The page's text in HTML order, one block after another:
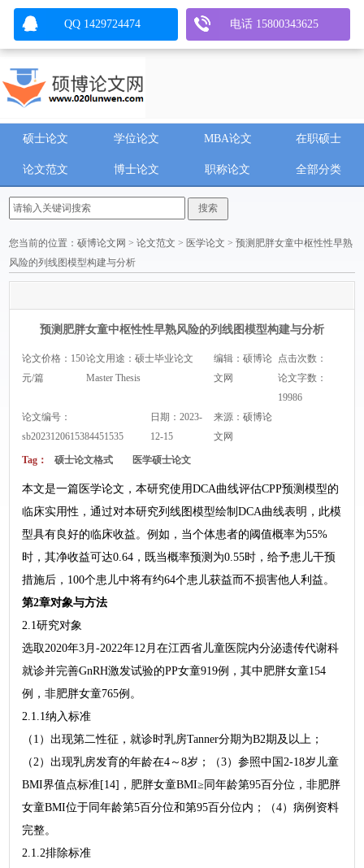
硕士论文 学位论文 MBA论文 在职硕士
论文范文 博士论文 职称论文 全部分类
您当前的位置：硕博论文网 >论文范文 > 医学论文 > 预测肥胖女童中枢性性早熟
风险的列线图模型构建与分析
预测肥胖女童中枢性性早熟风险的列线图模型构建与分析
论文价格：150
元/篇
论文用途：硕士毕业论文
Master Thesis
编辑：硕博论
文网
点击次数：
论文字数：
19986
论文编号：
sb2023120615384451535
日期：2023-
12-15
来源：硕博论
文网
Tag： 硕士论文格式 医学硕士论文
本文是一篇医学论文，本研究使用DCA曲线评估CPP预测模型的
临床实用性，通过对本研究列线图模型绘制DCA曲线表明，此模
型具有良好的临床收益。例如，当个体患者的阈值概率为55%
时，其净收益可达0.64，既当概率预测为0.55时，给予患儿干预
措施后，100个患儿中将有约64个患儿获益而不损害他人利益。
第2章对象与方法
2.1研究对象
选取2020年3月-2022年12月在江西省儿童医院内分泌遗传代谢科
就诊并完善GnRH激发试验的PP女童919例，其中肥胖女童154
例，非肥胖女童765例。
2.1.1纳入标准
（1）出现第二性征，就诊时乳房Tanner分期为B2期及以上；
（2）出现乳房发育的年龄在4～8岁；（3）参照中国2-18岁儿童
BMI界值点标准[14]，肥胖女童BMI≥同年龄第95百分位，非肥胖
女童BMI位于同年龄第5百分位和第95百分位内；（4）病例资料
完整。
2.1.2排除标准
QQ 1429724474 电话 15800343625